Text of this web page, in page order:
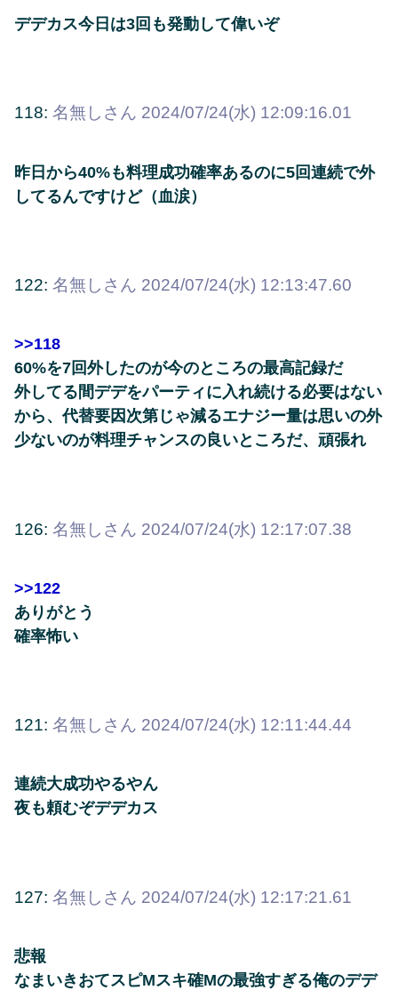
デデカス今日は3回も発動して偉いぞ
118: 名無しさん 2024/07/24(水) 12:09:16.01
昨日から40%も料理成功確率あるのに5回連続で外
してるんですけど（血涙）
122: 名無しさん 2024/07/24(水) 12:13:47.60
>>118
60%を7回外したのが今のところの最高記録だ
外してる間デデをパーティに入れ続ける必要はない
から、代替要因次第じゃ減るエナジー量は思いの外
少ないのが料理チャンスの良いところだ、頑張れ
126: 名無しさん 2024/07/24(水) 12:17:07.38
>>122
ありがとう
確率怖い
121: 名無しさん 2024/07/24(水) 12:11:44.44
連続大成功やるやん
夜も頼むぞデデカス
127: 名無しさん 2024/07/24(水) 12:17:21.61
悲報
なまいきおてスピMスキ確Mの最強すぎる俺のデデ